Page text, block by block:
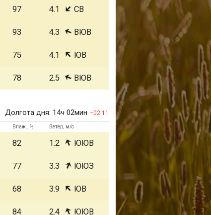
97 4.1 СВ
93 4.3 ВЮВ
75 4.1 ЮВ
78 2.5 ВЮВ
Долгота дня: 14ч 02мин 02:11
Влаж., % Ветер, м/с
82 1.2 ЮЮВ
77 3.3 ЮЮЗ
68 3.9 ЮВ
84 2.4 ЮЮВ